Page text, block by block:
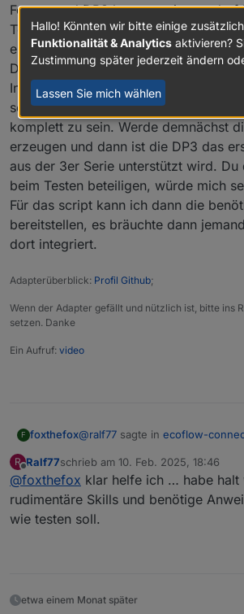
Format und DP3 benutzt mit protobuf
Telegramme (ähnlich zu
erstmal das Telegramm dekodiert
Durch amerikanische Nutzer konnte
Integration im ecoflow-mqtt Adapter
sehr vielversprechend aus und
komplett zu sein. Werde demnächst
erzeugen und dann ist die DP3 das
aus der 3er Serie unterstützt wird.
beim Testen beteiligen, würde mich
Für das script kann ich dann die
bereitstellen, es bräuchte dann
dort integriert.
Adapterüberblick: Profil Github;
Wenn der Adapter gefällt und nützlich ist, bitte ins
setzen. Danke
Ein Aufruf: video
F foxthefox@ralf77 sagte in ecoflow-
Hallo, hat es von euch schon
einen Delta Pro 3 über das
Mein Delta Pro klappt ohne
ich aber die SNR des Delta
ich da irgendwas spezielles
Delta Pro und Delta Pro 3 sind
Geräte. Die DP kommuniziert im
Telegramme (ähnlich zu
Integration im ecoflow-mqtt
R
Offline
Ralf77schrieb am 10. Feb. 2025, 18:46
zuletzt editiert von
@foxthefox klar helfe ich … habe halt
rudimentäre Skills und benötige
wie testen soll.
etwa einem Monat später
Hallo! Könnten wir bitte einige
Funktionalität & Analytics aktivieren?
Zustimmung später jederzeit ändern
Lassen Sie mich wählen